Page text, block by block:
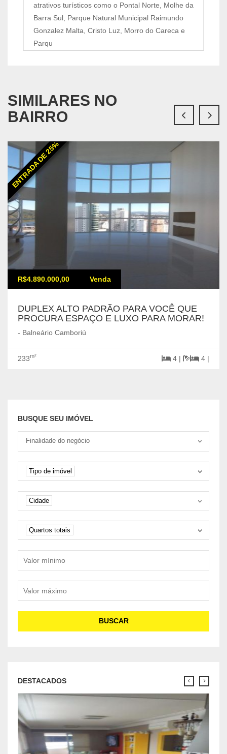
atrativos turísticos como o Pontal Norte, Molhe da
Barra Sul, Parque Natural Municipal Raimundo
Gonzalez Malta, Cristo Luz, Morro do Careca e
Parqu
SIMILARES NO
BAIRRO
ENTRADA DE 25%
R$4.890.000,00 Venda
DUPLEX ALTO PADRÃO PARA VOCÊ QUE
PROCURA ESPAÇO E LUXO PARA MORAR!
- Balneário Camboriú
233m² 4 | 4 |
BUSQUE SEU IMÓVEL
Tipo negociação
Finalidade do negócio
Tipo de imóvel
Tipo de imóvel
Cidade
Cidade
Quartos
Quartos totais
BUSCAR
DESTACADOS